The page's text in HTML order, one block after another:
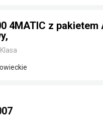
4MATIC z pakietem